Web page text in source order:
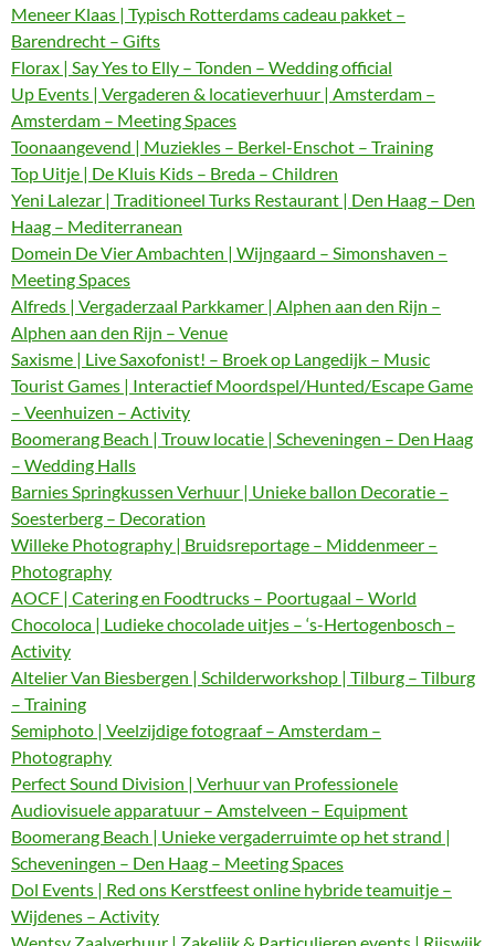
Meneer Klaas | Typisch Rotterdams cadeau pakket –
Barendrecht – Gifts
Florax | Say Yes to Elly – Tonden – Wedding official
Up Events | Vergaderen & locatieverhuur | Amsterdam –
Amsterdam – Meeting Spaces
Toonaangevend | Muziekles – Berkel-Enschot – Training
Top Uitje | De Kluis Kids – Breda – Children
Yeni Lalezar | Traditioneel Turks Restaurant | Den Haag – Den
Haag – Mediterranean
Domein De Vier Ambachten | Wijngaard – Simonshaven –
Meeting Spaces
Alfreds | Vergaderzaal Parkkamer | Alphen aan den Rijn –
Alphen aan den Rijn – Venue
Saxisme | Live Saxofonist! – Broek op Langedijk – Music
Tourist Games | Interactief Moordspel/Hunted/Escape Game
– Veenhuizen – Activity
Boomerang Beach | Trouw locatie | Scheveningen – Den Haag
– Wedding Halls
Barnies Springkussen Verhuur | Unieke ballon Decoratie –
Soesterberg – Decoration
Willeke Photography | Bruidsreportage – Middenmeer –
Photography
AOCF | Catering en Foodtrucks – Poortugaal – World
Chocoloca | Ludieke chocolade uitjes – ‘s-Hertogenbosch –
Activity
Altelier Van Biesbergen | Schilderworkshop | Tilburg – Tilburg
– Training
Semiphoto | Veelzijdige fotograaf – Amsterdam –
Photography
Perfect Sound Division | Verhuur van Professionele
Audiovisuele apparatuur – Amstelveen – Equipment
Boomerang Beach | Unieke vergaderruimte op het strand |
Scheveningen – Den Haag – Meeting Spaces
Dol Events | Red ons Kerstfeest online hybride teamuitje –
Wijdenes – Activity